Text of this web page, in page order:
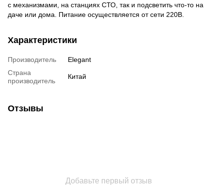
с механизмами, на станциях СТО, так и подсветить что-то на
даче или дома. Питание осуществляется от сети 220В.
Характеристики
Производитель
Elegant
Страна
производитель
Китай
Отзывы
Добавьте первый отзыв